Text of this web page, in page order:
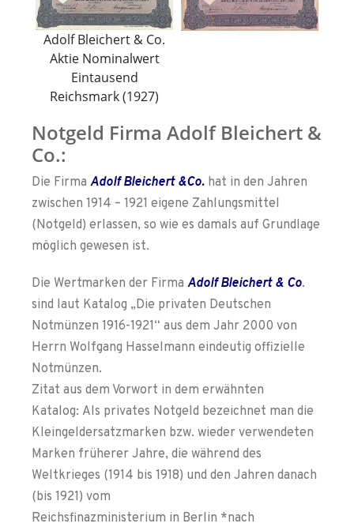
Adolf Bleichert & Co.
Aktie Nominalwert
Eintausend
Reichsmark (1927)
Notgeld Firma Adolf Bleichert &
Co.:
Die Firma Adolf Bleichert &Co. hat in den Jahren
zwischen 1914 – 1921 eigene Zahlungsmittel
(Notgeld) erlassen, so wie es damals auf Grundlage
möglich gewesen ist.
Die Wertmarken der Firma Adolf Bleichert & Co.
sind laut Katalog „Die privaten Deutschen
Notmünzen 1916-1921“ aus dem Jahr 2000 von
Herrn Wolfgang Hasselmann eindeutig offizielle
Notmünzen.
Zitat aus dem Vorwort in dem erwähnten
Katalog: Als privates Notgeld bezeichnet man die
Kleingeldersatzmarken bzw. wieder verwendeten
Marken früherer Jahre, die während des
Weltkrieges (1914 bis 1918) und den Jahren danach
(bis 1921) vom
Reichsfinazministerium in Berlin *nach